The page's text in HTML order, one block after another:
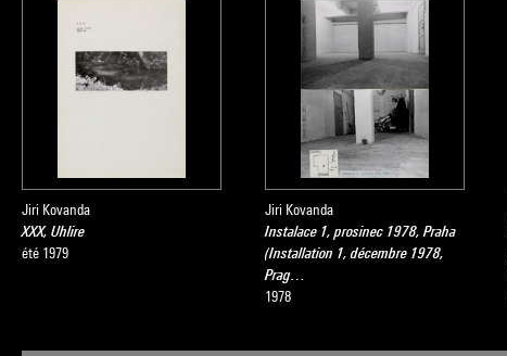
Jiri Kovanda
XXX, Uhlire
été 1979
Jiri Kovanda
Instalace 1, prosinec 1978, Praha
(Installation 1, décembre 1978,
Prag…
1978